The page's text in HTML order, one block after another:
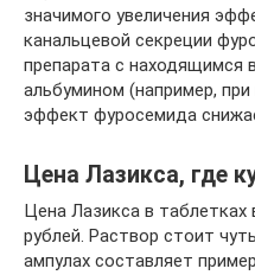
значимого увеличения
канальцевой секреции
препарата с находящимся
альбумином (например,
эффект фуросемида
Цена Лазикса, где
Цена Лазикса в таблетках
рублей. Раствор стоит
ампулах составляет